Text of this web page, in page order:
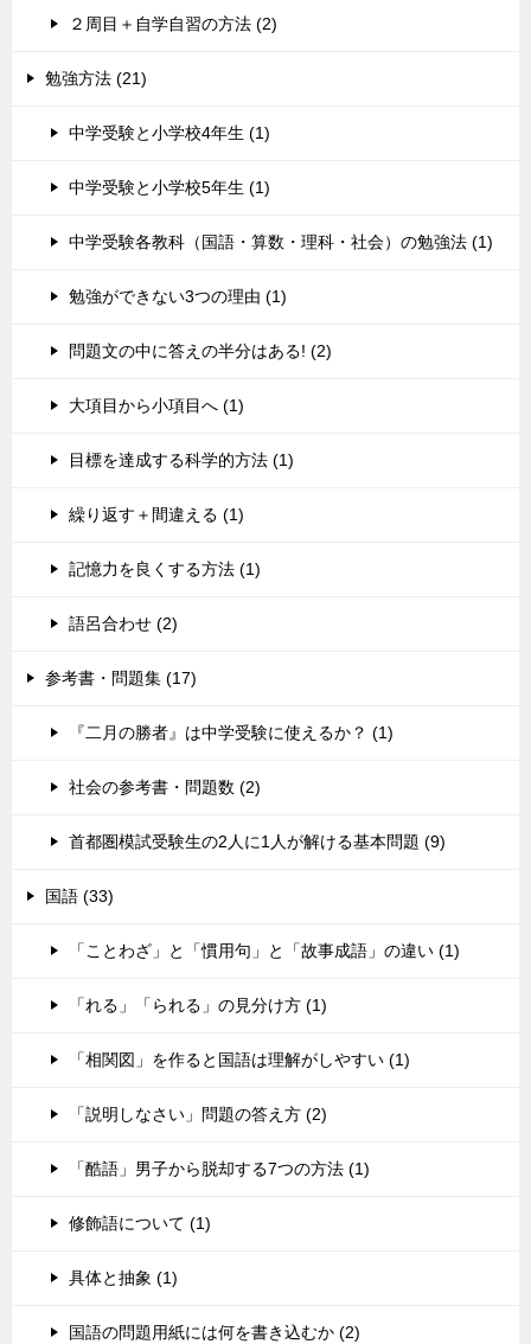
２周目＋自学自習の方法 (2)
勉強方法 (21)
中学受験と小学校4年生 (1)
中学受験と小学校5年生 (1)
中学受験各教科（国語・算数・理科・社会）の勉強法 (1)
勉強ができない3つの理由 (1)
問題文の中に答えの半分はある! (2)
大項目から小項目へ (1)
目標を達成する科学的方法 (1)
繰り返す＋間違える (1)
記憶力を良くする方法 (1)
語呂合わせ (2)
参考書・問題集 (17)
『二月の勝者』は中学受験に使えるか？ (1)
社会の参考書・問題数 (2)
首都圏模試受験生の2人に1人が解ける基本問題 (9)
国語 (33)
「ことわざ」と「慣用句」と「故事成語」の違い (1)
「れる」「られる」の見分け方 (1)
「相関図」を作ると国語は理解がしやすい (1)
「説明しなさい」問題の答え方 (2)
「酷語」男子から脱却する7つの方法 (1)
修飾語について (1)
具体と抽象 (1)
国語の問題用紙には何を書き込むか (2)